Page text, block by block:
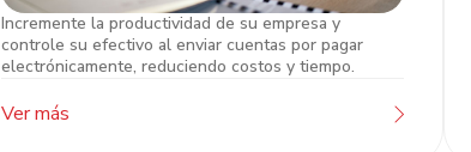
Pago Empresarial
Incremente la productividad de su empresa y
controle su efectivo al enviar cuentas por pagar
electrónicamente, reduciendo costos y tiempo.
Ver más